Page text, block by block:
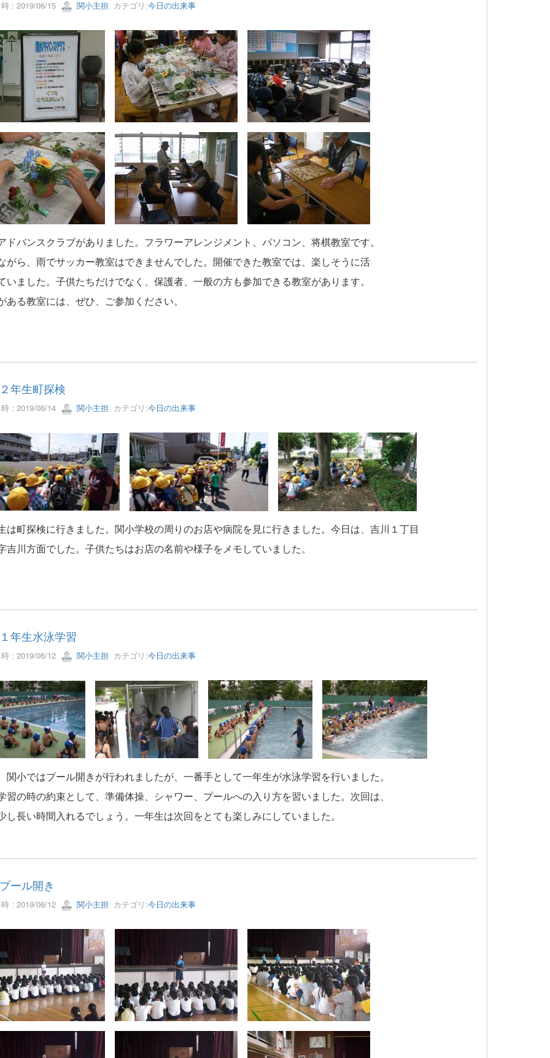
: 2019/06/15 関小主担 カテゴリ:今日の出来事
ドバンスクラブがありました。フラワーアレンジメント、パソコン、将棋教室です。
がら、雨でサッカー教室はできませんでした。開催できた教室では、楽しそうに活
いました。子供たちだけでなく、保護者、一般の方も参加できる教室があります。
ある教室には、ぜひ、ご参加ください。
年生町探検
: 2019/06/14 関小主担 カテゴリ:今日の出来事
は町探検に行きました。関小学校の周りのお店や病院を見に行きました。今日は、吉川 １丁目
吉川方面でした。子供たちはお店の名前や様子をメモしていました。
年生水泳学習
: 2019/06/12 関小主担 カテゴリ:今日の出来事
関小ではプール開きが行われましたが、一番手として一年生が水泳学習を行いました。
習の時の約束として、準備体操、シャワー、プールへの入り方を習いました。次回は、
し長い時間入れるでしょう。一年生は次回をとても楽しみにしていました。
ール開き
: 2019/06/12 関小主担 カテゴリ:今日の出来事